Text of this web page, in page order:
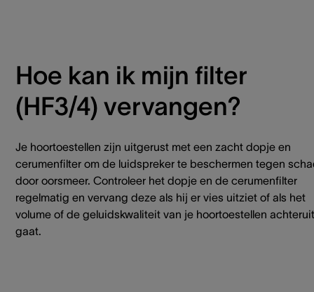
Hoe kan ik mijn filter
(HF3/4) vervangen?
Je hoortoestellen zijn uitgerust met een zacht dopje en
cerumenfilter om de luidspreker te beschermen tegen
door oorsmeer. Controleer het dopje en de cerumenfilter
regelmatig en vervang deze als hij er vies uitziet of als het
volume of de geluidskwaliteit van je hoortoestellen achteruit
gaat.